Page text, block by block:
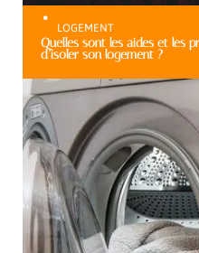
LOGEMENT
Quelles sont les aides et les
d’isoler son logement ?